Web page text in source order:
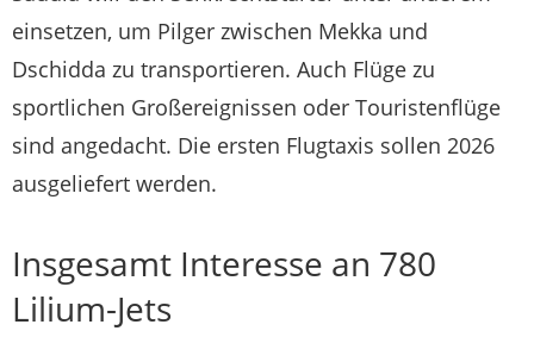
einsetzen, um Pilger zwischen Mekka und
Dschidda zu transportieren. Auch Flüge zu
sportlichen Großereignissen oder Touristenflüge
sind angedacht. Die ersten Flugtaxis sollen 2026
ausgeliefert werden.
Insgesamt Interesse an 780
Lilium-Jets